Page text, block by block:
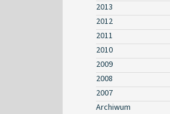
2013
2012
2011
2010
2009
2008
2007
Archiwum